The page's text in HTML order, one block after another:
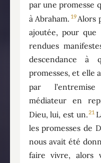
par une promesse
à Abraham. 19Alors
ajoutée, pour que
rendues
descendance
promesses, et elle
par
médiateur en
Dieu, lui, est un.21
les promesses de
nous avait été
faire vivre, alors